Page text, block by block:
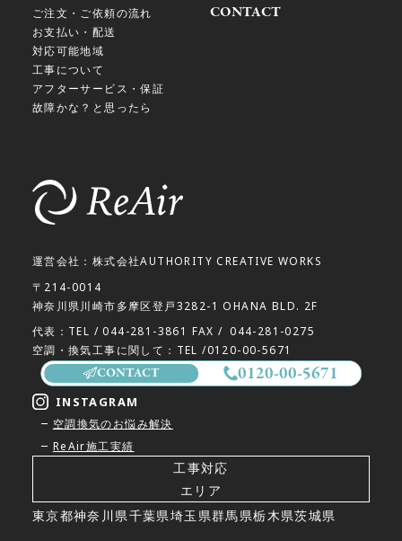
CONTACT 0120-00-5671
ご注文・ご依頼の流れ
お支払い・配送
対応可能地域
工事について
アフターサービス・保証
故障かな？と思ったら
CONTACT
運営会社：株式会社AUTHORITY CREATIVE WORKS
〒214-0014
神奈川県川崎市多摩区登戸3282-1 OHANA BLD. 2F
代表：TEL / 044-281-3861 FAX / 044-281-0275
空調・換気工事に関して：TEL /0120-00-5671
INSTAGRAM
空調換気のお悩み解決
ReAir施工実績
工事対応
エリア
東京都神奈川県千葉県埼玉県群馬県栃木県茨城県